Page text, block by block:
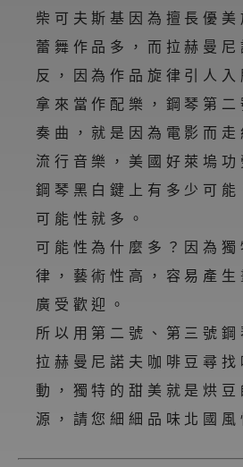
柴可夫斯基因為擅長優美
蕾舞作品多，而拉赫曼尼
反，因為作品旋律引人
拿來當作配樂，鋼琴第二
奏曲，就是因為電影而走
流行音樂，美國好萊塢功
鋼琴黑白鍵上有多少可能
可能性就多。
可能性為什麼多？因為獨
律，藝術性高，容易產生
廣受歡迎。
所以用第二號、第三號鋼
拉赫曼尼諾夫咖啡豆尋找
動，獨特的甜美就是烘豆
源，請您細細品味北國風